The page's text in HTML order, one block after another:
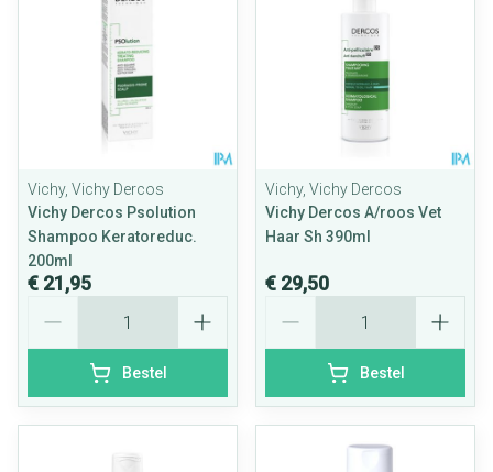
Vichy, Vichy Dercos
Vichy Dercos Psolution
Shampoo Keratoreduc.
200ml
€ 21,95
Bestel
Vichy, Vichy Dercos
Vichy Dercos A/roos Vet
Haar Sh 390ml
€ 29,50
Bestel